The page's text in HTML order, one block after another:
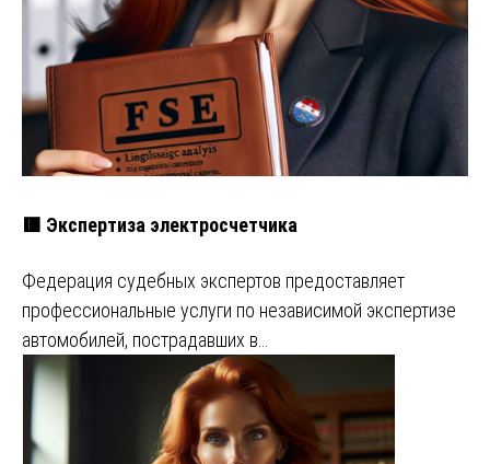
🟥 Экспертиза электросчетчика
Федерация судебных экспертов предоставляет
профессиональные услуги по независимой экспертизе
автомобилей, пострадавших в…